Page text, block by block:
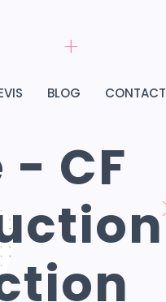
BLOG CONTACT
CF